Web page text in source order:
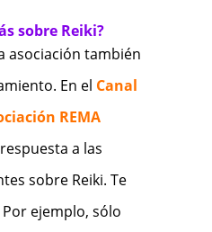
sobre Reiki?
asociación también
En el Canal
REMA
a las
sobre Reiki. Te
ejemplo, sólo